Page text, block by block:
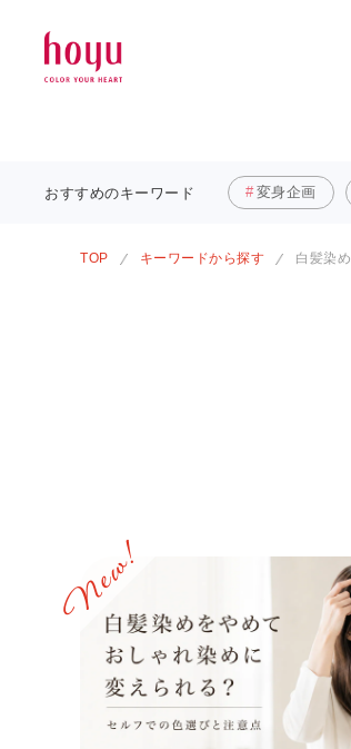
おすすめのキーワード 変身企画
TOP キーワードから探す 白髪染め